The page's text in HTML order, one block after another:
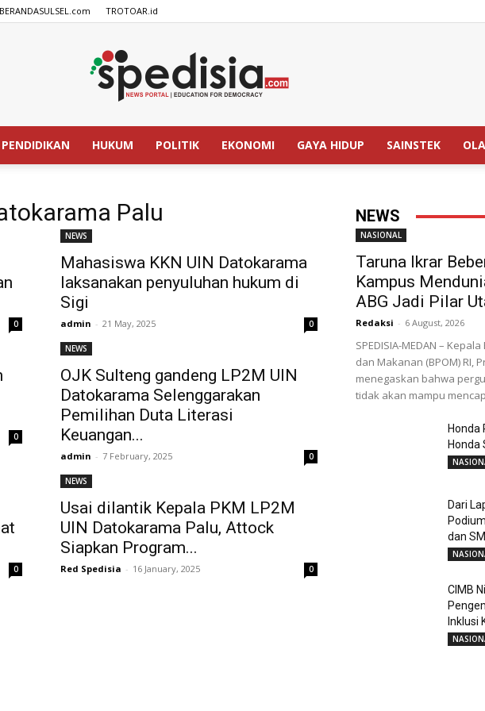
BERANDASULSEL.com TROTOAR.id
SPEDISIA.com
PENDIDIKAN HUKUM POLITIK EKONOMI GAYA HIDUP SAINSTEK
Palu
0
NEWS
Mahasiswa KKN UIN Datokarama
laksanakan penyuluhan hukum di
Sigi
admin - 21 May, 2025 0
0
NEWS
OJK Sulteng gandeng LP2M UIN
Datokarama Selenggarakan
Pemilihan Duta Literasi
Keuangan...
admin - 7 February, 2025 0
0
NEWS
Usai dilantik Kepala PKM LP2M
UIN Datokarama Palu, Attock
Siapkan Program...
Red Spedisia - 16 January, 2025 0
NEWS
NASIONAL
Taruna Ikrar
Kampus
ABG Jadi Pilar
Redaksi - 6 August, 2026
SPEDISIA-MEDAN –
dan Makanan (BPOM) RI,
menegaskan bahwa
tidak akan mampu
Honda
Honda
Dari
dan
CIMB
Inklusi